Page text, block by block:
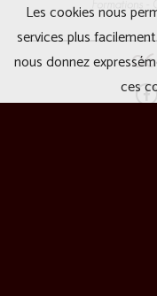
Les cookies nous
services plus
nous donnez
ces